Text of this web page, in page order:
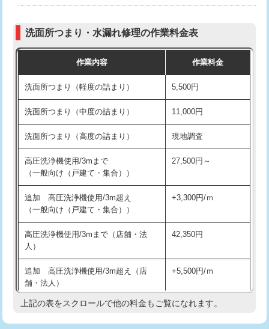
モルタル補修（厚さ10㎝まで） 27,500円
モルタル補修（厚さ10㎝超え） 38,500円
洗面台設置 38,500円
バスタブ設置 現場見積
追加人工 16,500円
廃棄・処分
※給水管工事は20mmまでの価格です。
（P/S/ポップアップ））
交換・取付（その他部品） 11,000円+材料費
持込商品取付（単水栓） 13,200円
持込商品取付（混合水栓） 16,500円
持込商品取付（浄水器・分岐水栓） 16,500円
給水管工事※（ホール加工) 16,500円
給水管工事※（バンド止め)
給水管工事※（支持金具設置) 5,500円
給水管工事※（保温材使用（バンド止
め込み）)
5,500円
給水管工事※（土の掘削・埋め戻し作
業)
11,000円
給水管工事※（塩ビ管（VP・HI）使
用/3ｍまで)
洗面所つまり・水漏れ修理の作業料金表
作業内容 作業料金
洗面所つまり（軽度の詰まり） 5,500円
洗面所つまり（中度の詰まり） 11,000円
洗面所つまり（高度の詰まり） 現地調査
高圧洗浄機使用/3mまで
（一般向け（戸建て・集合））
27,500円～
追加 高圧洗浄機使用/3m超え
（一般向け（戸建て・集合））
+3,300円/ｍ
高圧洗浄機使用/3mまで（店舗・法
人）
42,350円
追加 高圧洗浄機使用/3m超え（店
舗・法人）
+5,500円/ｍ
高度高圧洗浄換 現地調査
上記の表をスクロールで他の料金もご覧になれます。